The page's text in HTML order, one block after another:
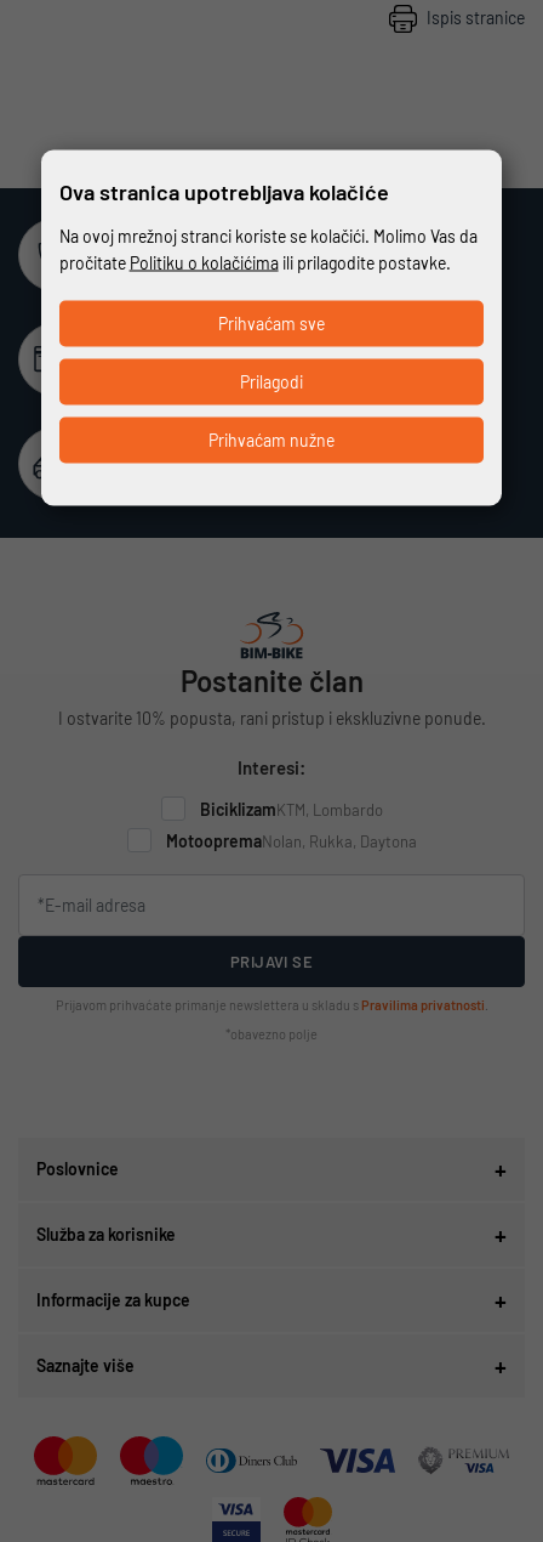
Ispis stranice
Sigurna online kupovina
Potpuno zaštićeno i sigurno plaćanje
Beskamatno plaćanje
Različiti način plaćanja na rate bez kamata
Postanite član
I ostvarite 10% popusta, rani pristup i ekskluzivne ponude.
Interesi:
BiciklizamKTM, Lombardo
MotoopremaNolan, Rukka, Daytona
PRIJAVI SE
Prijavom prihvaćate primanje newslettera u skladu s Pravilima privatnosti
*obavezno polje
Poslovnice
Služba za korisnike
Informacije za kupce
Saznajte više
Ova stranica upotrebljava kolačiće
Na ovoj mrežnoj stranci koriste se kolačići. Molimo Vas da
pročitate Politiku o kolačićimaili prilagodite postavke.
Prihvaćam nužne
Prilagodi
Prihvaćam sve